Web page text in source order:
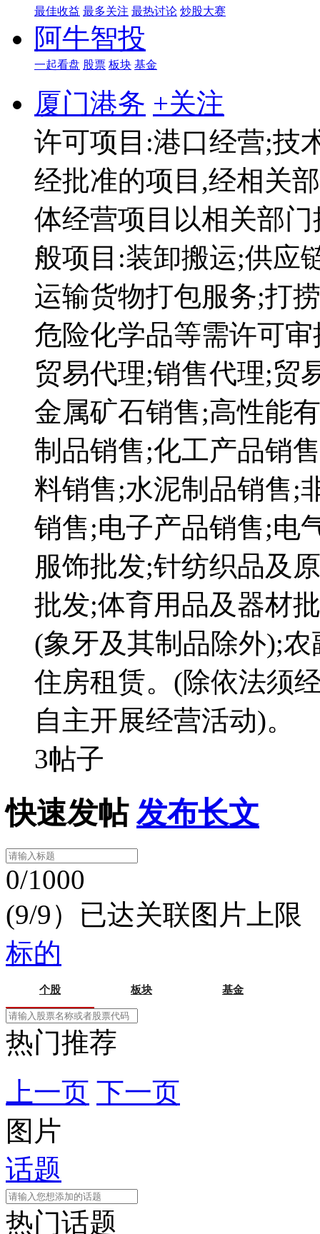
最佳收益 最多关注 最热讨论 炒股大赛
阿牛智投
一起看盘 股票 板块 基金
厦门港务 +关注
许可项目:港口经营;技
经批准的项目,经相关
体经营项目以相关部
般项目:装卸搬运;供应
运输货物打包服务;打
危险化学品等需许可
贸易代理;销售代理;贸
金属矿石销售;高性能
制品销售;化工产品销
料销售;水泥制品销售;
销售;电子产品销售;电
服饰批发;针纺织品及
批发;体育用品及器材
(象牙及其制品除外);
住房租赁。(除依法须
自主开展经营活动)。
3帖子
快速发帖 发布长文
0/1000
(9/9）已达关联图片上限
标的
个股 板块 基金
热门推荐
上一页 下一页
图片
话题
热门话题